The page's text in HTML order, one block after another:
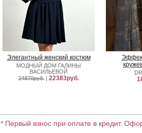
Элегантный женский костюм
МОДНЫЙ ДОМ ГАЛИНЫ
ВАСИЛЬЕВОЙ
24870руб. | 22383руб.
* Первый взнос при оплате в кредит.